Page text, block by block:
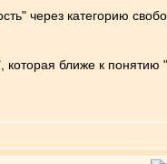
через категорию
которая ближе к понятию